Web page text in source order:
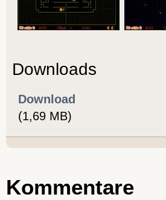
Downloads
Download
(1,69 MB)
Kommentare